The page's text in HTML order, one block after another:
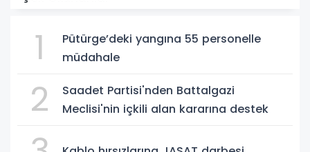
1
Pütürge’deki yangına 55 personelle
müdahale
2
Saadet Partisi'nden Battalgazi
Meclisi'nin içkili alan kararına destek